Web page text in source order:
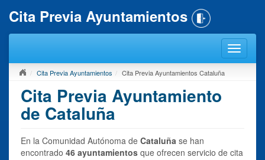
Cita Previa Ayuntamientos
Cita Previa Ayuntamientos Cita Previa Ayuntamientos Cataluña
Cita Previa Ayuntamiento
de Cataluña
En la Comunidad Autónoma de Cataluña se han
encontrado 46 ayuntamientos que ofrecen servicio de cita